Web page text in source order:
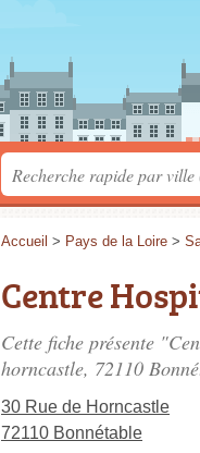
Accueil > Pays de la Loire >
Centre
Cette fiche présente
horncastle, 72110
30 Rue de Horncastle
72110 Bonnétable